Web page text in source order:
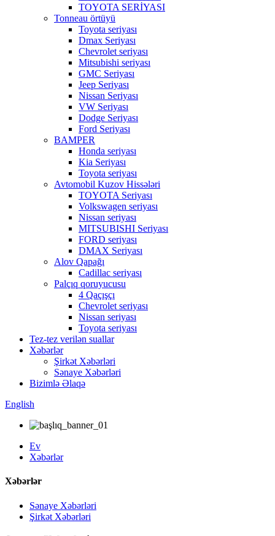
TOYOTA SERİYASI
Tonneau örtüyü
Toyota seriyası
Dmax Seriyası
Chevrolet seriyası
Mitsubishi seriyası
GMC Seriyası
Jeep Seriyası
Nissan Seriyası
VW Seriyası
Dodge Seriyası
Ford Seriyası
BAMPER
Honda seriyası
Kia Seriyası
Toyota seriyası
Avtomobil Kuzov Hissələri
TOYOTA Seriyası
Volkswagen seriyası
Nissan seriyası
MITSUBISHI Seriyası
FORD seriyası
DMAX Seriyası
Alov Qapağı
Cadillac seriyası
Palçıq qoruyucusu
4 Qaçışçı
Chevrolet seriyası
Nissan seriyası
Toyota seriyası
Tez-tez verilən suallar
Xəbərlər
Şirkət Xəbərləri
Sənaye Xəbərləri
Bizimlə Əlaqə
English
Ev
Xəbərlər
Xəbərlər
Sənaye Xəbərləri
Şirkət Xəbərləri